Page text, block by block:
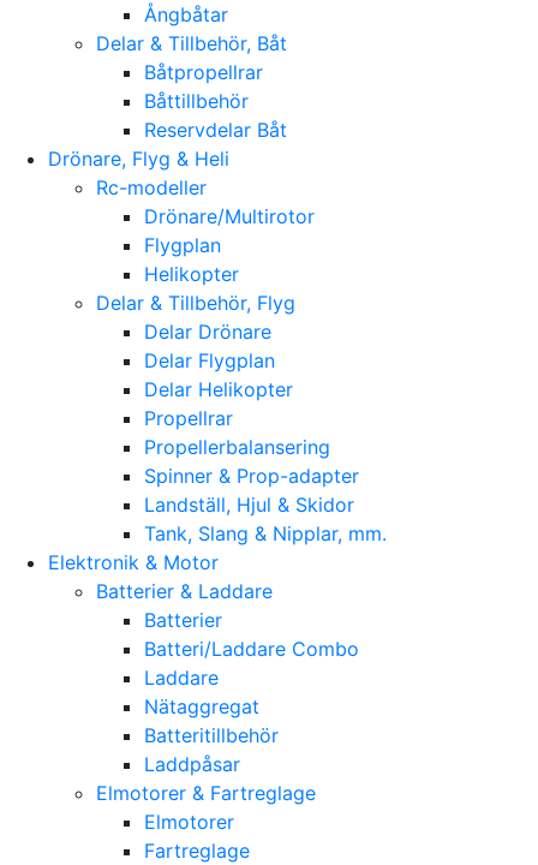
Ångbåtar
Delar & Tillbehör, Båt
Båtpropellrar
Båttillbehör
Reservdelar Båt
Drönare, Flyg & Heli
Rc-modeller
Drönare/Multirotor
Flygplan
Helikopter
Delar & Tillbehör, Flyg
Delar Drönare
Delar Flygplan
Delar Helikopter
Propellrar
Propellerbalansering
Spinner & Prop-adapter
Landställ, Hjul & Skidor
Tank, Slang & Nipplar, mm.
Elektronik & Motor
Batterier & Laddare
Batterier
Batteri/Laddare Combo
Laddare
Nätaggregat
Batteritillbehör
Laddpåsar
Elmotorer & Fartreglage
Elmotorer
Fartreglage